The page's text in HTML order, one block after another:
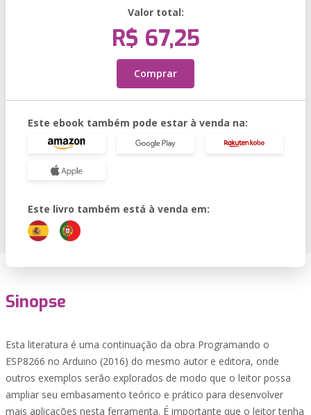
Valor total:
R$ 67,25
Comprar
Este ebook também pode estar à venda na:
Este livro também está à venda em:
Sinopse
Esta literatura é uma continuação da obra Programando o
ESP8266 no Arduino (2016) do mesmo autor e editora, onde
outros exemplos serão explorados de modo que o leitor possa
ampliar seu embasamento teórico e prático para desenvolver
mais aplicações nesta ferramenta. É importante que o leitor tenha